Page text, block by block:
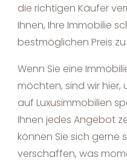
die richtigen Käufer
Ihnen, Ihre Immobilie
bestmöglichen Preis
Wenn Sie eine
möchten, sind wir hier,
auf Luxusimmobilien
Ihnen jedes Angebot
können Sie sich gerne
verschaffen, was